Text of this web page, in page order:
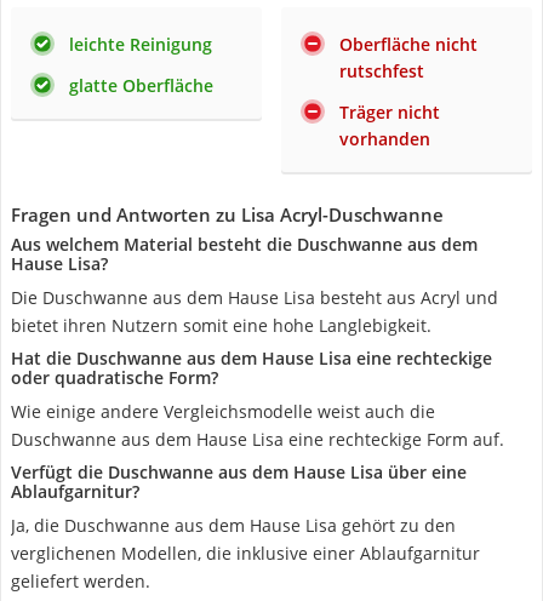
leichte Reinigung
glatte Oberfläche
Oberfläche nicht
rutschfest
Träger nicht
vorhanden
Fragen und Antworten zu Lisa Acryl-Duschwanne
Aus welchem Material besteht die Duschwanne aus dem
Hause Lisa?
Die Duschwanne aus dem Hause Lisa besteht aus Acryl und
bietet ihren Nutzern somit eine hohe Langlebigkeit.
Hat die Duschwanne aus dem Hause Lisa eine rechteckige
oder quadratische Form?
Wie einige andere Vergleichsmodelle weist auch die
Duschwanne aus dem Hause Lisa eine rechteckige Form auf.
Verfügt die Duschwanne aus dem Hause Lisa über eine
Ablaufgarnitur?
Ja, die Duschwanne aus dem Hause Lisa gehört zu den
verglichenen Modellen, die inklusive einer Ablaufgarnitur
geliefert werden.